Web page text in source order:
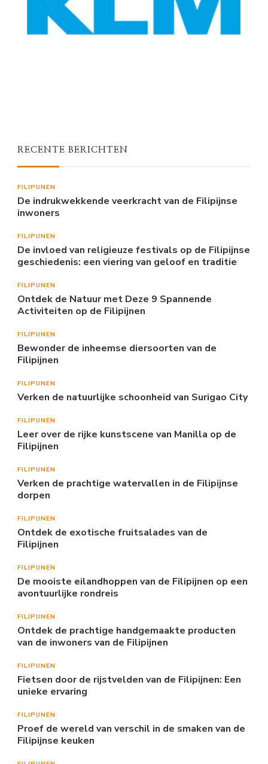
RECENTE BERICHTEN
FILIPIJNEN
De indrukwekkende veerkracht van de Filipijnse
inwoners
FILIPIJNEN
De invloed van religieuze festivals op de Filipijnse
geschiedenis: een viering van geloof en traditie
FILIPIJNEN
Ontdek de Natuur met Deze 9 Spannende
Activiteiten op de Filipijnen
FILIPIJNEN
Bewonder de inheemse diersoorten van de
Filipijnen
FILIPIJNEN
Verken de natuurlijke schoonheid van Surigao City
FILIPIJNEN
Leer over de rijke kunstscene van Manilla op de
Filipijnen
FILIPIJNEN
Verken de prachtige watervallen in de Filipijnse
dorpen
FILIPIJNEN
Ontdek de exotische fruitsalades van de
Filipijnen
FILIPIJNEN
De mooiste eilandhoppen van de Filipijnen op een
avontuurlijke rondreis
FILIPIJNEN
Ontdek de prachtige handgemaakte producten
van de inwoners van de Filipijnen
FILIPIJNEN
Fietsen door de rijstvelden van de Filipijnen: Een
unieke ervaring
FILIPIJNEN
Proef de wereld van verschil in de smaken van de
Filipijnse keuken